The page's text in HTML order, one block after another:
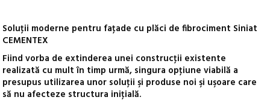
Soluţii moderne pentru faţade cu plăci de fibrociment Siniat
CEMENTEX
Fiind vorba de extinderea unei construcţii existente
realizată cu mult în timp urmă, singura opţiune viabilă a
presupus utilizarea unor soluţii şi produse noi şi uşoare care
să nu afecteze structura iniţială.